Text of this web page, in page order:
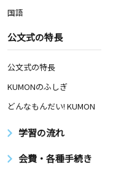
国語
公文式の特長
公文式の特長
KUMONのふしぎ
どんなもんだい! KUMON
学習の流れ
会費・各種手続き